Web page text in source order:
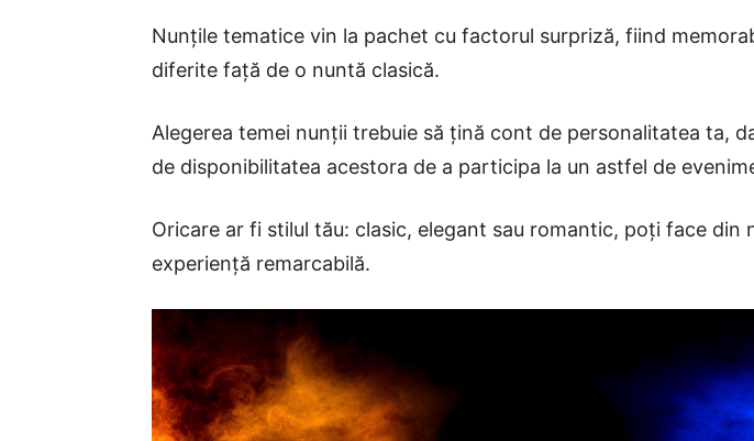
Nunțile tematice vin la pachet cu factorul surpriză, fiind
diferite față de o nuntă clasică.
Alegerea temei nunții trebuie să ţină cont de personalitatea ta,
de disponibilitatea acestora de a participa la un astfel de
Oricare ar fi stilul tău: clasic, elegant sau romantic, poți face din
experiență remarcabilă.